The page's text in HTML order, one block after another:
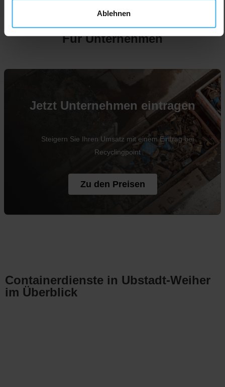
Ablehnen
Für Unternehmen
Jetzt Unternehmen eintragen
Steigern Sie Ihren Umsatz mit einem Eintrag bei
Recyclingpoint
Zu den Preisen
Containerdienste in Ubstadt-Weiher
im Überblick